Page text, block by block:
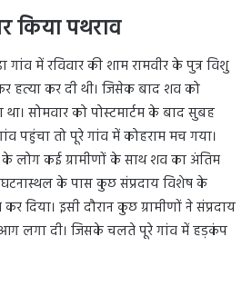
किया पथराव
में रविवार की शाम रामवीर के पुत्र विशु
हत्या कर दी थी। जिसेक बाद शव को
सोमवार को पोस्टमार्टम के बाद सुबह
पहुंचा तो पूरे गांव में कोहराम मच गया।
के लोग कई ग्रामीणों के साथ शव का अंतिम
के पास कुछ संप्रदाय विशेष के
दिया। इसी दौरान कुछ ग्रामीणों ने संप्रदाय
लगा दी। जिसके चलते पूरे गांव में हड़कंप